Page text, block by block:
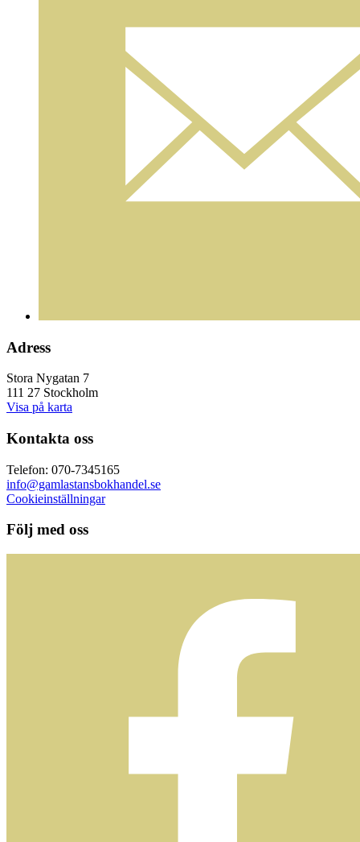
Adress
Stora Nygatan 7
111 27 Stockholm
Visa på karta
Kontakta oss
Telefon: 070-7345165
info@gamlastansbokhandel.se
Cookieinställningar
Följ med oss